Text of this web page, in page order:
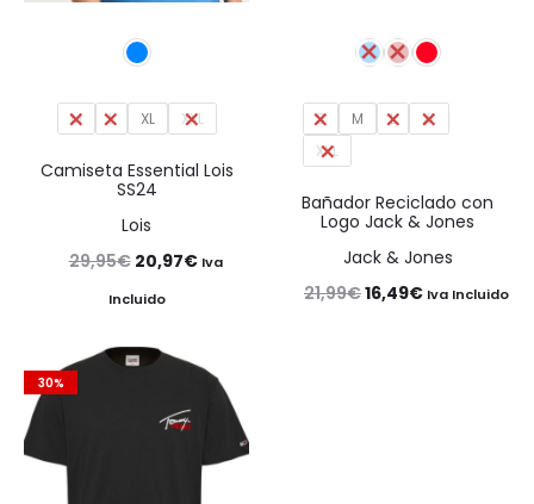
M L XL XXL
Camiseta Essential Lois
SS24
Lois
29,95€ El
precio
era:
29,95€.
20,97€El
es:
20,97€.
Iva
Incluido
S M L
XL
XXL
Bañador Reciclado con
Logo Jack & Jones
Jack & Jones
21,99€El
16,49€ElIva Incluido
30%